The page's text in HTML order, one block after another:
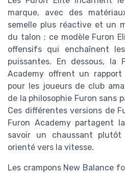
marque, avec des
semelle plus réactive et un
du talon ; ce modèle Furon
offensifs qui enchaînent
puissantes. En dessous, la
Academy offrent un
pour les joueurs de club
de la philosophie Furon sans
Ces différentes versions de
Furon Academy partagent
savoir un chaussant
orienté vers la vitesse.
Les crampons New Balance